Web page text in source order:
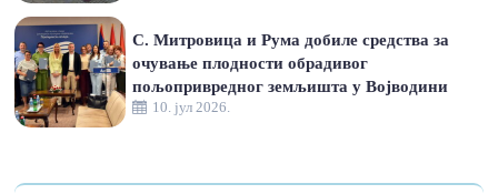
10. јул 2026.
С. Митровица и Рума добиле средства за
очување плодности обрадивог
пољопривредног земљишта у Војводини